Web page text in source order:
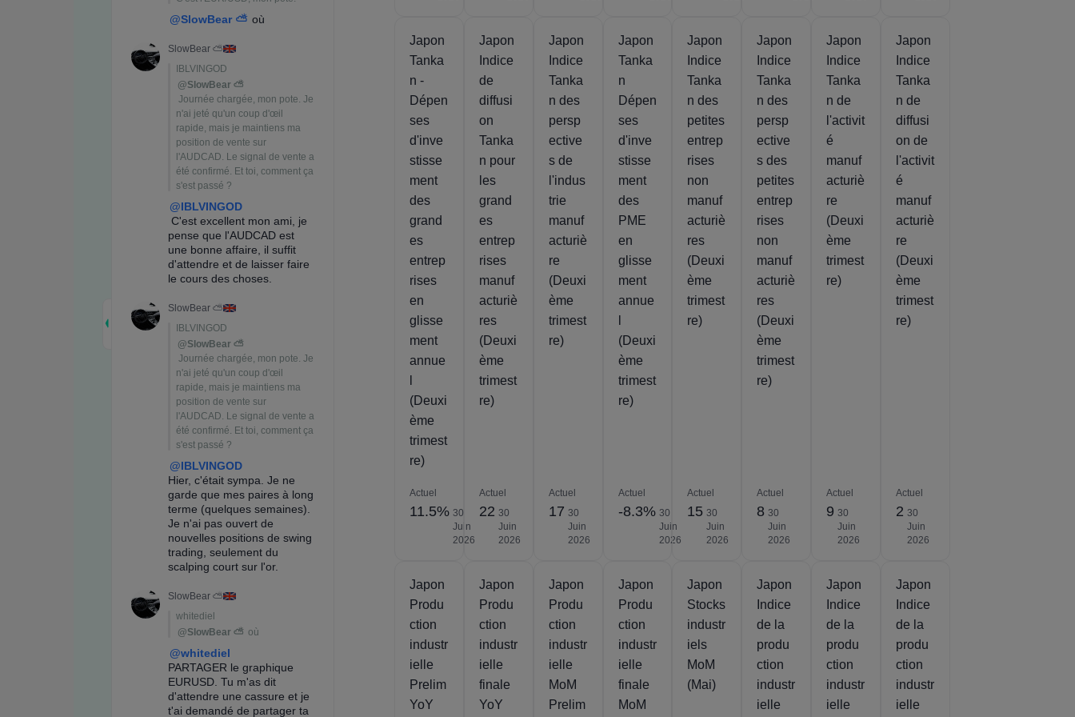
Japon
Tanka
n -
Dépen
ses
d'inve
stisse
ment
des
grand
es
entrep
rises
en
glisse
ment
annue
(Deuxi
ème
trimest
re)
Actuel
11.5% 30
Juin
2026
Japon
Indice
de
diffusi
on
Tanka
n pour
les
grand
es
entrep
rises
manuf
acturiè
res
(Deuxi
ème
trimest
re)
Actuel
22 30
Juin
2026
Japon
Indice
Tanka
n des
persp
ective
s de
l'indus
trie
manuf
acturiè
re
(Deuxi
ème
trimest
re)
Actuel
17 30
Juin
2026
Japon
Tanka
n
Dépen
ses
d'inve
stisse
ment
des
PME
en
glisse
ment
annue
(Deuxi
ème
trimest
re)
Actuel
-8.3% 30
Juin
2026
Japon
Indice
Tanka
n des
petites
entrep
rises
non
manuf
acturiè
res
(Deuxi
ème
trimest
re)
Actuel
15 30
Juin
2026
Japon
Indice
Tanka
n des
persp
ective
s des
petites
entrep
rises
non
manuf
acturiè
res
(Deuxi
ème
trimest
re)
Actuel
8 30
Juin
2026
Japon
Indice
Tanka
n de
l'activit
é
manuf
acturiè
re
(Deuxi
ème
trimest
re)
Actuel
9 30
Juin
2026
Japon
Indice
Tanka
n de
diffusi
on de
l'activit
é
manuf
acturiè
re
(Deuxi
ème
trimest
re)
Actuel
2 30
Juin
2026
Japon
Produ
ction
industr
ielle
Prelim
YoY
Japon
Produ
ction
industr
ielle
finale
YoY
Japon
Produ
ction
industr
ielle
MoM
Prelim
Japon
Produ
ction
industr
ielle
finale
MoM
Japon
Stocks
industr
iels
MoM
(Mai)
Japon
Indice
de la
produ
ction
industr
ielle
Japon
Indice
de la
produ
ction
industr
ielle
Japon
Indice
de la
produ
ction
industr
ielle